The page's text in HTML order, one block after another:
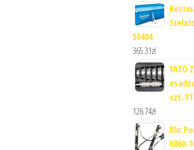
56404
365.31zł
YATO
szt.
126.74zł
Blic
6060-